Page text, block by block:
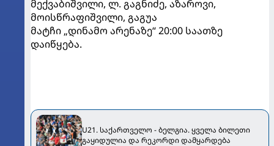
მექვაბიშვილი, ლ. გაგნიძე, აზაროვი,
მოისწრაფიშვილი, გაგუა
მატჩი „დინამო არენაზე“ 20:00 საათზე
დაიწყება.
U21. საქართველო - ბელგია. ყველა ბილეთი
გაყიდულია და რეკორდი დამყარდება